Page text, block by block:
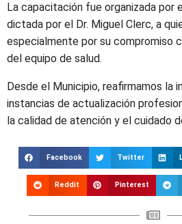
La capacitación fue organizada por
dictada por el Dr. Miguel Clerc, a
especialmente por su compromiso
del equipo de salud.
Desde el Municipio, reafirmamos la
instancias de actualización
la calidad de atención y el cuidado
Facebook Twitter
Reddit Pinterest